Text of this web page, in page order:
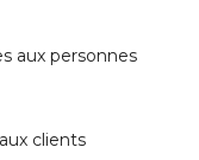
aux personnes
clients